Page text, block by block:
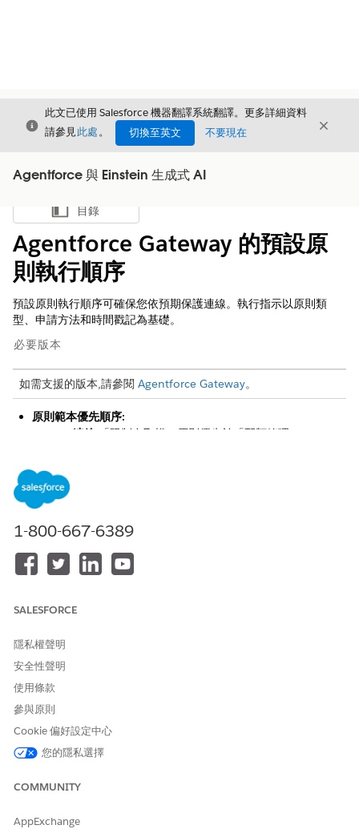
結束
此文已使用 Salesforce 機器翻譯系統翻譯。更多詳細資料
請參見此處。 切換至英文 不要現在 結束
Agentforce 與 Einstein 生成式 AI
顯示目錄
目錄
Agentforce Gateway 的預設原
則執行順序
預設原則執行順序可確保您依預期保護連線。執行指示以原則類
型、申請方法和時間戳記為基礎。
必要版本
如需支援的版本,請參閱 Agentforce Gateway。
原則範本優先順序:
API 連線:
「限制存取權」原則優先於「配額管理」。
相同原則類型:
優先於以規則為基礎的原則。
相同的申請方法:如果原則的類型與申請方法相同,則具有最新時
如果手動選取項目與規則方法重疊,並將相同的原則套用至連線兩次,
1-800-667-6389
SALESFORCE
隱私權聲明
安全性聲明
使用條款
參與原則
Cookie 偏好設定中心
您的隱私選擇
COMMUNITY
AppExchange